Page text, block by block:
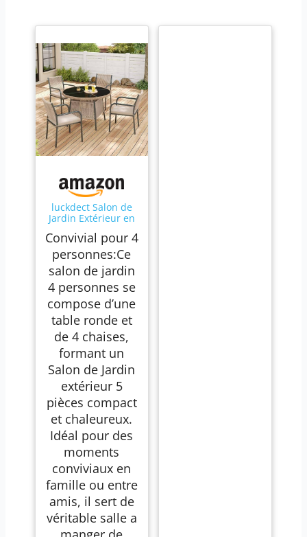
luckdect Salon de
Jardin Extérieur en
Places,4 Chaises et
1 Table
Ronde,Coussin,Ense
mble de Bistrot
pour Jardin en
Fonte
Aluminium,Rotin
Set de 5
pcs,Balcon,Patio
Convivial pour 4
personnes:Ce
salon de jardin
4 personnes se
compose d’une
table ronde et
de 4 chaises,
formant un
Salon de Jardin
extérieur 5
pièces compact
et chaleureux.
Idéal pour des
moments
conviviaux en
famille ou entre
amis, il sert de
véritable salle a